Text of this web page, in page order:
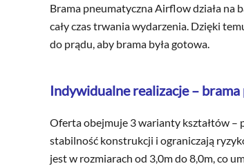
Brama pneumatyczna Airflow działa na
cały czas trwania wydarzenia. Dzięki
do prądu, aby brama była gotowa.
Indywidualne realizacje –
Oferta obejmuje 3 warianty kształtów –
stabilność konstrukcji i ograniczają
jest w rozmiarach od 3,0m do 8,0m, co